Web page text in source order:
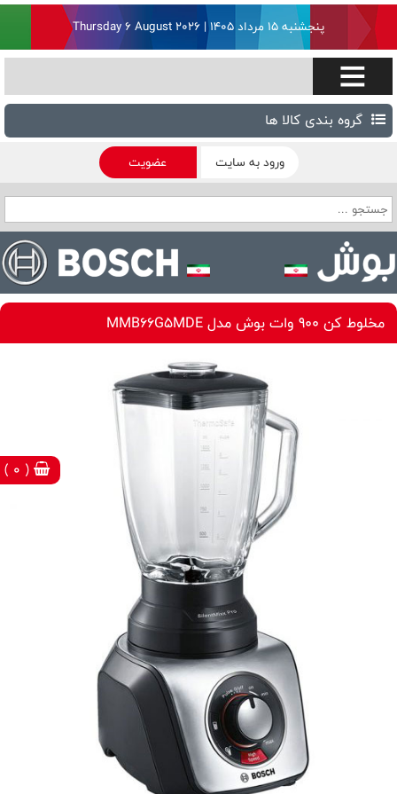
( 0 )
پنجشنبه ۱۵ مرداد ۱۴۰۵ | Thursday 6 August 2026
گروه بندی کالا ها
ورود به سایت عضویت
مخلوط کن 900 وات بوش مدل MMB66G5MDE